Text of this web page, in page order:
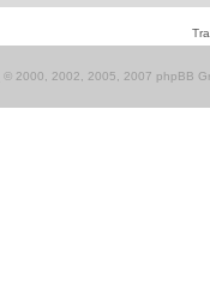
© 2000, 2002, 2005, 2007 phpBB